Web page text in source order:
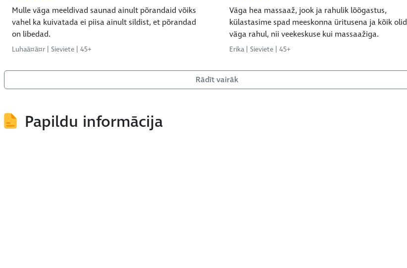
Mulle väga meeldivad saunad ainult põrandaid võiks
vahel ka kuivatada ei piisa ainult sildist, et põrandad
on libedad.
Luhaã¤ã¤r | Sieviete | 45+
Väga hea massaaž, jook ja rahulik lõõgastus,
külastasime spad meeskonna üritusena ja kõik olid
väga rahul, nii veekeskuse kui massaažiga.
Erika | Sieviete | 45+
Rādīt vairāk
Papildu informācija